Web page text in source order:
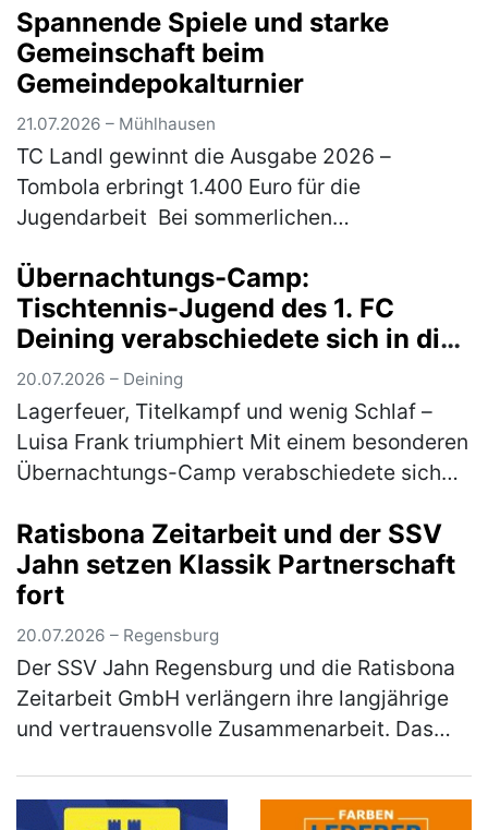
(mehr)
Spannende Spiele und starke
Gemeinschaft beim
Gemeindepokalturnier
21.07.2026 – Mühlhausen
TC Landl gewinnt die Ausgabe 2026 –
Tombola erbringt 1.400 Euro für die
Jugendarbeit Bei sommerlichen
das traditionelle Gemeindepokalturnier des
TC 77 Mühl…(mehr)
Übernachtungs-Camp:
Tischtennis-Jugend des 1. FC
Deining verabschiedete sich in die
Sommerpause
20.07.2026 – Deining
Lagerfeuer, Titelkampf und wenig Schlaf –
Luisa Frank triumphiert Mit einem besonderen
Übernachtungs-Camp verabschiedete sich
die Sommerpause. Zum Abschluss…(mehr)
Ratisbona Zeitarbeit und der SSV
Jahn setzen Klassik Partnerschaft
fort
20.07.2026 – Regensburg
Der SSV Jahn Regensburg und die Ratisbona
Zeitarbeit GmbH verlängern ihre langjährige
und vertrauensvolle Zusammenarbeit. Das